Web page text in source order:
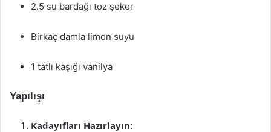
2.5 su bardağı toz şeker
Birkaç damla limon suyu
1 tatlı kaşığı vanilya
Yapılışı
Kadayıfları Hazırlayın: